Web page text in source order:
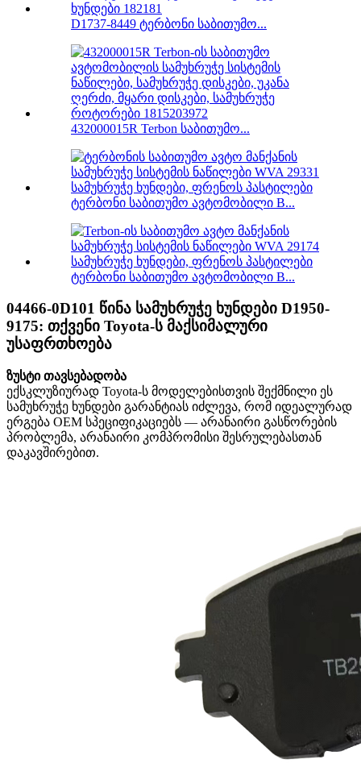
D1737-8449 ტერბონი საბითუმო...
432000015R Terbon საბითუმო...
ტერბონი საბითუმო ავტომობილი B...
ტერბონი საბითუმო ავტომობილი B...
04466-0D101 წინა სამუხრუჭე ხუნდები D1950-
9175: თქვენი Toyota-ს მაქსიმალური
უსაფრთხოება
ზუსტი თავსებადობა
ექსკლუზიურად Toyota-ს მოდელებისთვის შექმნილი ეს
სამუხრუჭე ხუნდები გარანტიას იძლევა, რომ იდეალურად
ერგება OEM სპეციფიკაციებს — არანაირი გასწორების
პრობლემა, არანაირი კომპრომისი შესრულებასთან
დაკავშირებით.